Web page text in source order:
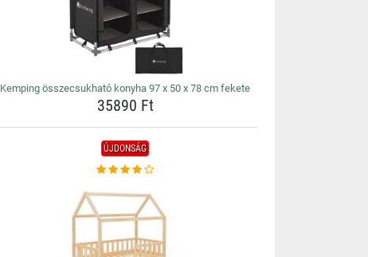
Kemping összecsukható konyha 97 x 50 x 78 cm fekete
35890 Ft
ÚJDONSÁG